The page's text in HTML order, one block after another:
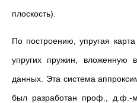
плоскость).
По построению, упругая
упругих пружин, вложенную
данных. Эта система
был разработан проф., д.ф.-